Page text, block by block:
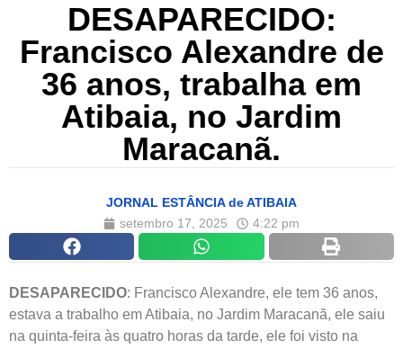
DESAPARECIDO:
Francisco Alexandre de
36 anos, trabalha em
Atibaia, no Jardim
Maracanã.
JORNAL ESTÂNCIA de ATIBAIA
setembro 17, 2025
4:22 pm
DESAPARECIDO: Francisco Alexandre, ele tem 36 anos,
estava a trabalho em Atibaia, no Jardim Maracanã, ele saiu
na quinta-feira às quatro horas da tarde, ele foi visto na